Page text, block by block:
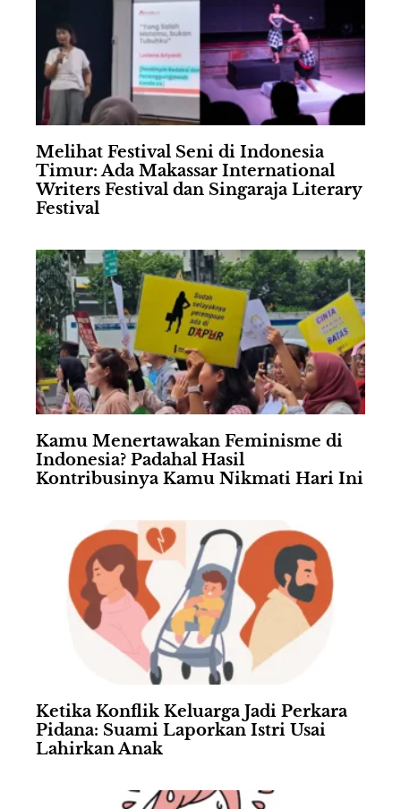
Melihat Festival Seni di Indonesia
Timur: Ada Makassar International
Writers Festival dan Singaraja Literary
Festival
Kamu Menertawakan Feminisme di
Indonesia? Padahal Hasil
Kontribusinya Kamu Nikmati Hari Ini
Ketika Konflik Keluarga Jadi Perkara
Pidana: Suami Laporkan Istri Usai
Lahirkan Anak